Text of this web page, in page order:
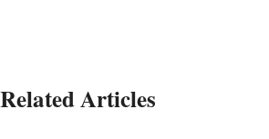
Related Articles